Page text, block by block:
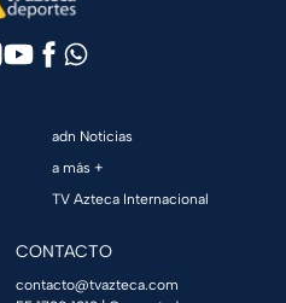
adn Noticias
a más +
TV Azteca Internacional
CONTACTO
contacto@tvazteca.com